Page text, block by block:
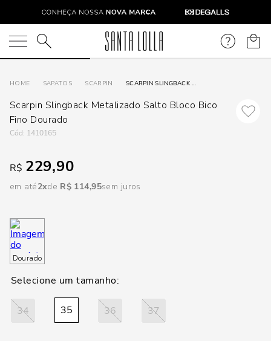
O que você está procurando?
SAPATOS SCARPIN SCARPIN SLINGBACK METALIZADO SALTO BLOCO BICO FINO DOURADO
Scarpin Slingback Metalizado Salto Bloco Bico
Fino Dourado
: 1410165
R$ 229,90
em até2 R$ 114,95sem juros
Dourado
34 35 36 37